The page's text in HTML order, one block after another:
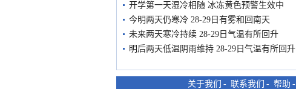
开学第一天湿冷相随 冰冻黄色预警生效中
今明两天仍寒冷 28-29日有雾和回南天
未来两天寒冷持续 28-29日气温有所回升
明后两天低温阴雨维持 28-29日气温有所回升
关于我们 - 联系我们 - 帮助 -